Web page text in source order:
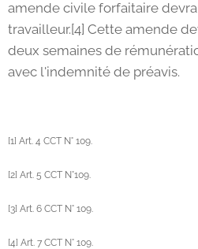
amende civile forfaitaire
travailleur.[4] Cette amende
deux semaines de
avec l'indemnité de préavis.
[1] Art. 4 CCT N° 109.
[2] Art. 5 CCT N°109.
[3] Art. 6 CCT N° 109.
[4] Art. 7 CCT N° 109.